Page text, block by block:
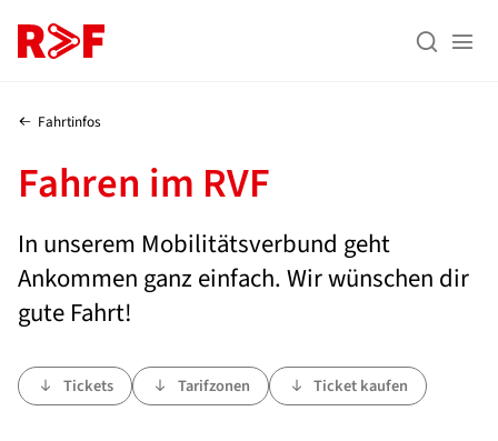
 
Fahrtinfos
Fahren im RVF
In unserem Mobilitätsverbund geht
Ankommen ganz einfach. Wir wünschen dir
gute Fahrt!
Tickets Tarifzonen Ticket kaufen